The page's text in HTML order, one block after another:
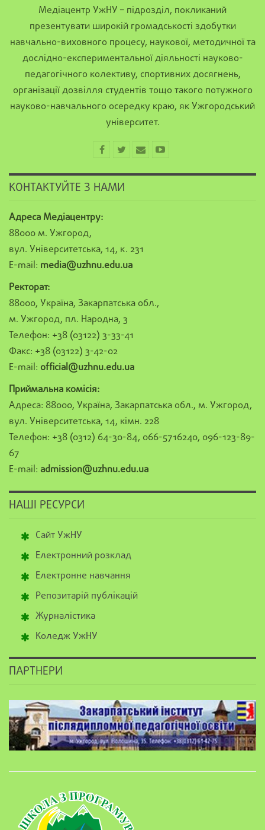
Медіацентр УжНУ – підрозділ, покликаний
презентувати широкій громадськості здобутки
навчально-виховного процесу, наукової, методичної та
дослідно-експериментальної діяльності науково-
педагогічного колективу, спортивних досягнень,
організації дозвілля студентів тощо такого потужного
науково-навчального осередку краю, як Ужгородський
університет.
КОНТАКТУЙТЕ З НАМИ
Адреса Медіацентру:
88000 м. Ужгород,
вул. Університетська, 14, к. 231
E-mail: media@uzhnu.edu.ua
Ректорат:
88000, Україна, Закарпатська обл.,
м. Ужгород, пл. Народна, 3
Телефон: +38 (03122) 3-33-41
Факс: +38 (03122) 3-42-02
E-mail: official@uzhnu.edu.ua
Приймальна комісія:
Адреса: 88000, Україна, Закарпатська обл., м. Ужгород,
вул. Університетська, 14, кімн. 228
Телефон: +38 (0312) 64-30-84, 066-5716240, 096-123-89-
67
E-mail: admission@uzhnu.edu.ua
НАШІ РЕСУРСИ
Сайт УжНУ
Електронний розклад
Електронне навчання
Репозитарій публікацій
Журналістика
Коледж УжНУ
ПАРТНЕРИ